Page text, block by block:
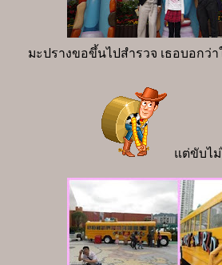
มะปรางขอขึ้นไปสำรวจ เธอบอกว่
แต่ขับไ